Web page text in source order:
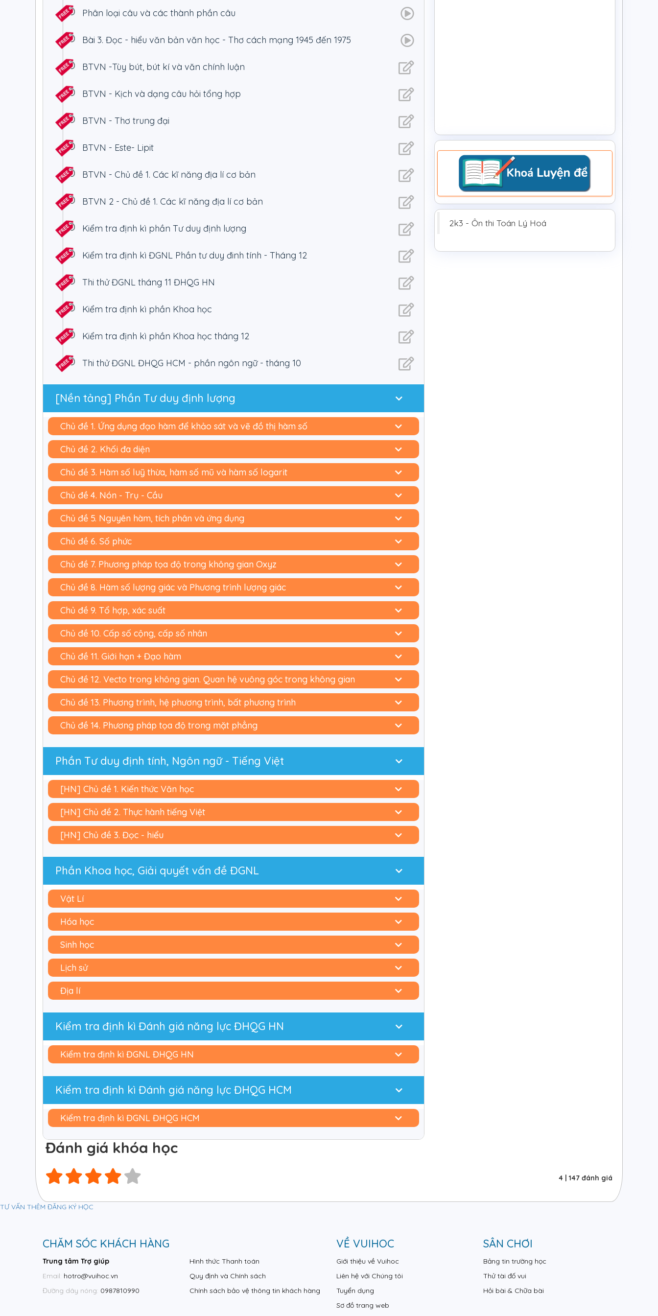
2k3 - Ôn thi Toán Lý Hoá
- Giải đáp thắc mắc nhanh, chi tiết sau mỗi bài giảng, bài tập.
Phân loại câu và các thành phần câu
Bài 3. Đọc - hiểu văn bản văn học - Thơ cách mạng 1945 đến 1975
BTVN -Tùy bút, bút kí và văn chính luận
BTVN - Kịch và dạng câu hỏi tổng hợp
BTVN - Thơ trung đại
BTVN - Este- Lipit
BTVN - Chủ đề 1. Các kĩ năng địa lí cơ bản
BTVN 2 - Chủ đề 1. Các kĩ năng địa lí cơ bản
Kiểm tra định kì phần Tư duy định lượng
Kiểm tra định kì ĐGNL Phần tư duy đinh tính - Tháng 12
Thi thử ĐGNL tháng 11 ĐHQG HN
Kiểm tra định kì phần Khoa học
Kiểm tra định kì phần Khoa học tháng 12
Thi thử ĐGNL ĐHQG HCM - phần ngôn ngữ - tháng 10
[Nền tảng] Phần Tư duy định lượng
Chủ đề 1. Ứng dụng đạo hàm để khảo sát và vẽ đồ thị hàm số
Chủ đề 2. Khối đa diện
Chủ đề 3. Hàm số luỹ thừa, hàm số mũ và hàm số logarit
Chủ đề 4. Nón - Trụ - Cầu
Chủ đề 5. Nguyên hàm, tích phân và ứng dụng
Chủ đề 6. Số phức
Chủ đề 7. Phương pháp tọa độ trong không gian Oxyz
Chủ đề 8. Hàm số lượng giác và Phương trình lượng giác
Chủ đề 9. Tổ hợp, xác suất
Chủ đề 10. Cấp số cộng, cấp số nhân
Chủ đề 11. Giới hạn + Đạo hàm
Chủ đề 12. Vecto trong không gian. Quan hệ vuông góc trong không gian
Chủ đề 13. Phương trình, hệ phương trình, bất phương trình
Chủ đề 14. Phương pháp tọa độ trong mặt phẳng
Phần Tư duy định tính, Ngôn ngữ - Tiếng Việt
[HN] Chủ đề 1. Kiến thức Văn học
[HN] Chủ đề 2. Thực hành tiếng Việt
[HN] Chủ đề 3. Đọc - hiểu
Phần Khoa học, Giải quyết vấn đề ĐGNL
Vật Lí
Hóa học
Sinh học
Lịch sử
Địa lí
Kiểm tra định kì Đánh giá năng lực ĐHQG HN
Kiểm tra định kì ĐGNL ĐHQG HN
Kiểm tra định kì Đánh giá năng lực ĐHQG HCM
Kiểm tra định kì ĐGNL ĐHQG HCM
Đánh giá khóa học
4 | 147 đánh giá
TƯ VẤN THÊM ĐĂNG KÝ HỌC
CHĂM SÓC KHÁCH HÀNG
Trung tâm Trợ giúp
Email: hotro@vuihoc.vn
Đường dây nóng: 0987810990
Hình thức Thanh toán
Quy định và Chính sách
Chính sách bảo vệ thông tin khách hàng
VỀ VUIHOC
Giới thiệu về Vuihoc
Liên hệ với Chúng tôi
Tuyển dụng
Sơ đồ trang web
SÂN CHƠI
Bảng tin trường học
Thử tài đố vui
Hỏi bài & Chữa bài